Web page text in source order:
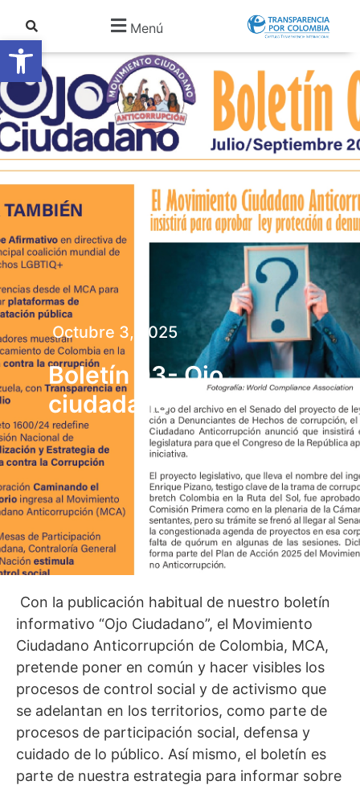
Abrir barra de herramientas
Menú
Octubre 3, 2025
Boletín 03- Ojo
ciudadano
Con la publicación habitual de nuestro boletín
informativo “Ojo Ciudadano”, el Movimiento
Ciudadano Anticorrupción de Colombia, MCA,
pretende poner en común y hacer visibles los
procesos de control social y de activismo que
se adelantan en los territorios, como parte de
procesos de participación social, defensa y
cuidado de lo público. Así mismo, el boletín es
parte de nuestra estrategia para informar sobre